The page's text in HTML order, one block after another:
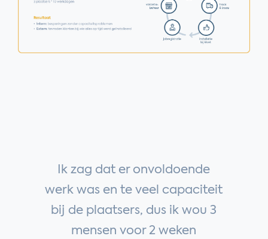
Ik zag dat er onvoldoende
werk was en te veel capaciteit
bij de plaatsers, dus ik wou 3
mensen voor 2 weken